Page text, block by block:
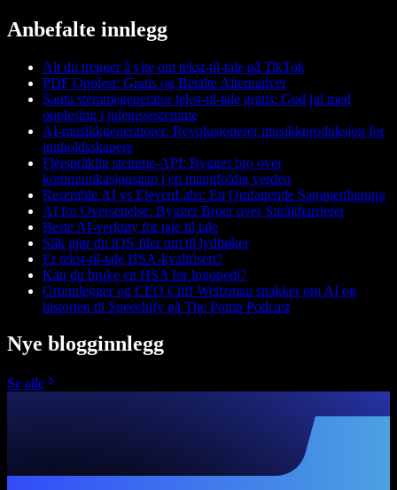
Anbefalte innlegg
Alt du trenger å vite om tekst-til-tale på TikTok
PDF Opplest: Gratis og Betalte Alternativer
Santa stemmegenerator tekst-til-tale gratis: God jul med
opplesing i julenissestemme
AI-musikkgeneratorer: Revolusjonerer musikkproduksjon for
innholdsskapere
Flerspråklig stemme-API: Bygger bro over
kommunikasjonsgap i en mangfoldig verden
Resemble.AI vs ElevenLabs: En Omfattende Sammenligning
AI for Oversettelse: Bygger Broer over Språkbarrierer
Beste AI-verktøy for tale til tale
Slik gjør du iOS-filer om til lydbøker
Er tekst-til-tale HSA-kvalifisert?
Kan du bruke en HSA for logopedi?
Grunnlegger og CEO Cliff Weitzman snakker om AI og
historien til Speechify på The Pomp Podcast
Nye blogginnlegg
Se alle